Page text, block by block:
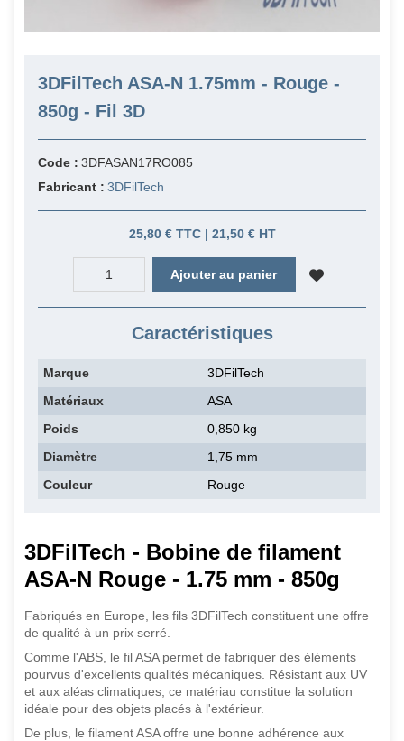
3DFilTech ASA-N 1.75mm - Rouge -
850g - Fil 3D
Code : 3DFASAN17RO085
Fabricant : 3DFilTech
25,80 € TTC | 21,50 € HT
Ajouter au panier
Caractéristiques
Marque
3DFilTech
Matériaux
ASA
Poids
0,850 kg
Diamètre
1,75 mm
Couleur
Rouge
3DFilTech - Bobine de filament
ASA-N Rouge - 1.75 mm - 850g
Fabriqués en Europe, les fils 3DFilTech constituent une offre
de qualité à un prix serré.
Comme l'ABS, le fil ASA permet de fabriquer des éléments
pourvus d'excellents qualités mécaniques. Résistant aux UV
et aux aléas climatiques, ce matériau constitue la solution
idéale pour des objets placés à l'extérieur.
De plus, le filament ASA offre une bonne adhérence aux